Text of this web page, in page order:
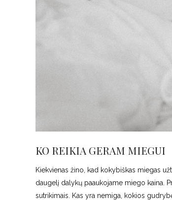
KO REIKIA GERAM MIEGUI
Kiekvienas žino, kad kokybiškas miegas
daugelį dalykų paaukojame miego kaina.
sutrikimais. Kas yra nemiga, kokios